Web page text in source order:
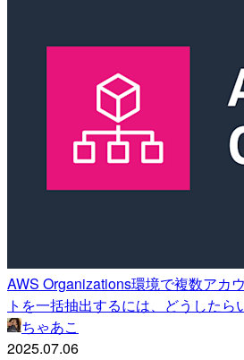
AWS Organizations環境で複数アカ
トを一括抽出するには、どうしたら
ちゃあこ
2025.07.06